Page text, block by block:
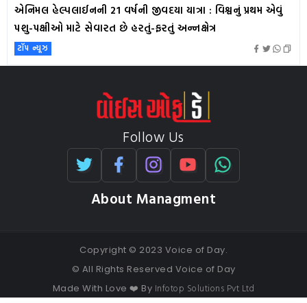
એનિમલ હેલ્પલાઈનની 21 વર્ષની જીવદયા યાત્રા : વિશ્વનું પ્રથમ એવું
પશુ-પક્ષીઓ માટે સેવારત છે હરતું-ફરતું અન્નક્ષેત્ર
ટૉપ ન્યૂઝ
Follow Us
About Managment
Copyright © 2023 Voice of Day.
© All Rights Reserved Voice of Day
Made With Love ❤️ By Infotop Solutions Pvt Ltd